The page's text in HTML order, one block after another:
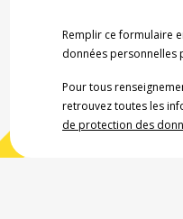
Remplir ce formulaire
données personnelles
Pour tous
retrouvez toutes les
de protection des